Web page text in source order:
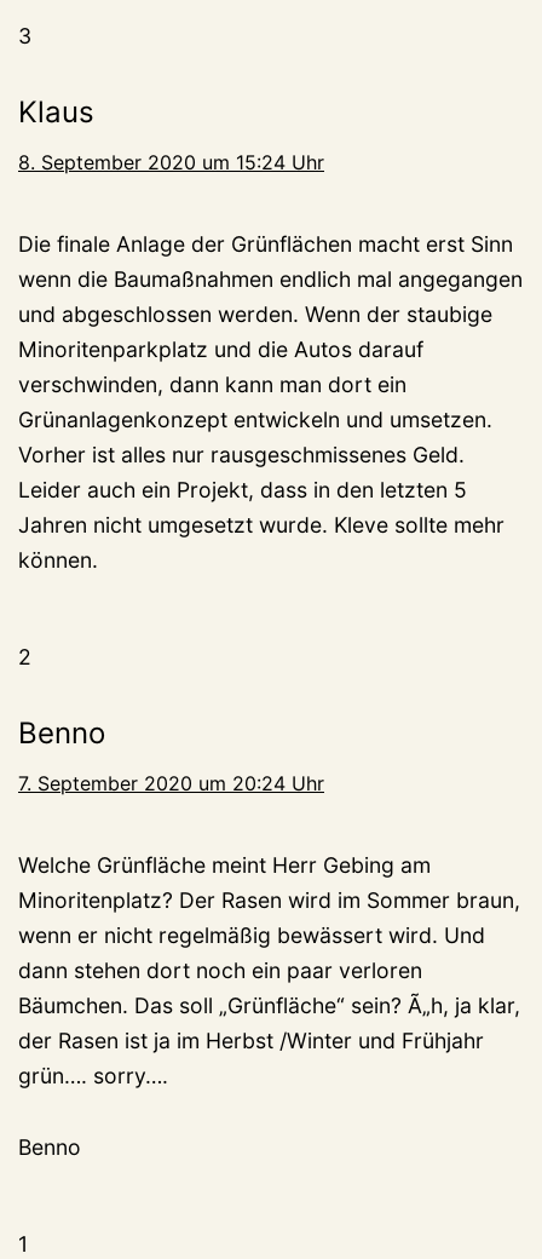
3
Klaus
8. September 2020 um 15:24 Uhr
Die finale Anlage der Grünflächen macht erst Sinn
wenn die Baumaßnahmen endlich mal angegangen
und abgeschlossen werden. Wenn der staubige
Minoritenparkplatz und die Autos darauf
verschwinden, dann kann man dort ein
Grünanlagenkonzept entwickeln und umsetzen.
Vorher ist alles nur rausgeschmissenes Geld.
Leider auch ein Projekt, dass in den letzten 5
Jahren nicht umgesetzt wurde. Kleve sollte mehr
können.
2
Benno
7. September 2020 um 20:24 Uhr
Welche Grünfläche meint Herr Gebing am
Minoritenplatz? Der Rasen wird im Sommer braun,
wenn er nicht regelmäßig bewässert wird. Und
dann stehen dort noch ein paar verloren
Bäumchen. Das soll „Grünfläche“ sein? Ã„h, ja klar,
der Rasen ist ja im Herbst /Winter und Frühjahr
grün…. sorry….
Benno
1